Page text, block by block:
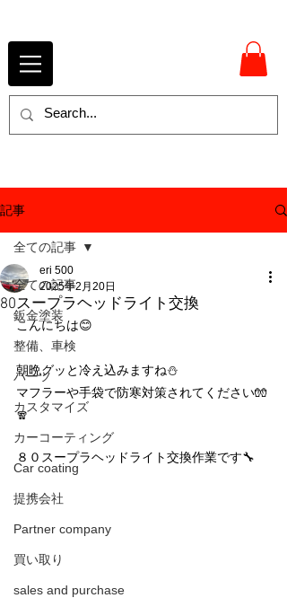
記事
全ての記事
鈑金塗装
整備、車検
パーツ
カスタマイズ
カーコーティング
Car coating
提携会社
Partner company
買い取り
sales and purchase
全ての記事
80スープラヘッドライト交換
eri 500
2025年2月20日
こんにちは😊
朝晩グッと冷え込みますね⛄
マフラーや手袋で防寒対策されてください🧤
🧣
８０スープラヘッドライト交換作業です🔧